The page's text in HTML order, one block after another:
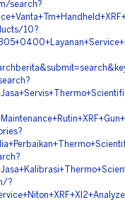
search?
10?
?